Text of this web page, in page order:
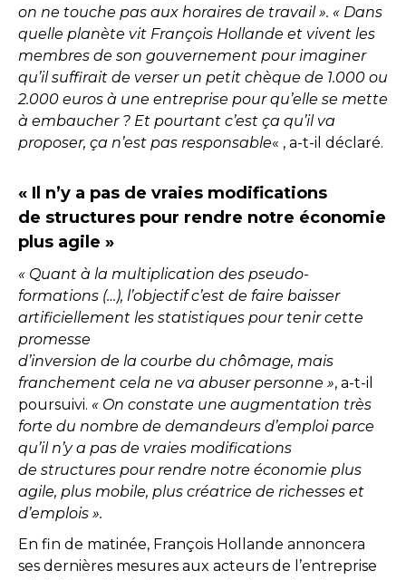
on ne touche pas aux horaires de travail ». « Dans
quelle planète vit François Hollande et vivent les
membres de son gouvernement pour imaginer
qu’il suffirait de verser un petit chèque de 1.000 ou
2.000 euros à une entreprise pour qu’elle se mette
à embaucher ? Et pourtant c’est ça qu’il va
proposer, ça n’est pas responsable« , a-t-il déclaré.
« Il n’y a pas de vraies modifications
de structures pour rendre notre économie
plus agile »
« Quant à la multiplication des pseudo-
formations (…), l’objectif c’est de faire baisser
artificiellement les statistiques pour tenir cette
promesse
d’inversion de la courbe du chômage, mais
franchement cela ne va abuser personne », a-t-il
poursuivi. « On constate une augmentation très
forte du nombre de demandeurs d’emploi parce
qu’il n’y a pas de vraies modifications
de structures pour rendre notre économie plus
agile, plus mobile, plus créatrice de richesses et
d’emplois ».
En fin de matinée, François Hollande annoncera
ses dernières mesures aux acteurs de l’entreprise